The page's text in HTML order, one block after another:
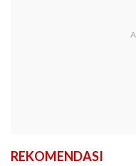
REKOMENDASI